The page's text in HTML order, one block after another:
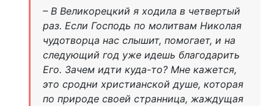
– В Великорецкий я ходила в четвертый
раз. Если Господь по молитвам Николая
чудотворца нас слышит, помогает, и на
следующий год уже идешь благодарить
Его. Зачем идти куда-то? Мне кажется,
это сродни христианской душе, которая
по природе своей странница, жаждущая